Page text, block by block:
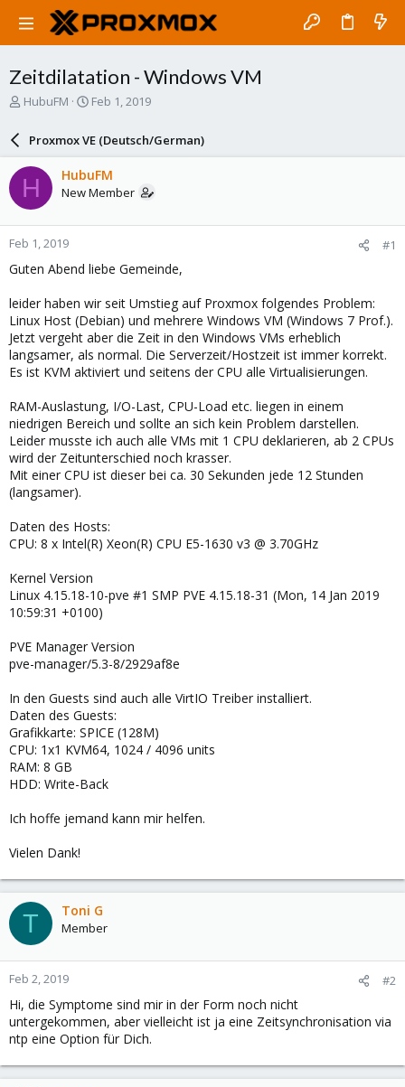
Zeitdilatation - Windows VM
T
a
d
s
t
a
r
t
e
r
HubuFM
S
a
r
d
a
e
Feb 1, 2019
Proxmox VE (Deutsch/German)
H HubuFM
New Member
Feb 1, 2019 #1
Guten Abend liebe Gemeinde,
leider haben wir seit Umstieg auf Proxmox folgendes Problem:
Linux Host (Debian) und mehrere Windows VM (Windows 7 Prof.).
Jetzt vergeht aber die Zeit in den Windows VMs erheblich
langsamer, als normal. Die Serverzeit/Hostzeit ist immer korrekt.
Es ist KVM aktiviert und seitens der CPU alle Virtualisierungen.
RAM-Auslastung, I/O-Last, CPU-Load etc. liegen in einem
niedrigen Bereich und sollte an sich kein Problem darstellen.
Leider musste ich auch alle VMs mit 1 CPU deklarieren, ab 2 CPUs
wird der Zeitunterschied noch krasser.
Mit einer CPU ist dieser bei ca. 30 Sekunden jede 12 Stunden
(langsamer).
Daten des Hosts:
CPU: 8 x Intel(R) Xeon(R) CPU E5-1630 v3 @ 3.70GHz
Kernel Version
Linux 4.15.18-10-pve #1 SMP PVE 4.15.18-31 (Mon, 14 Jan 2019
10:59:31 +0100)
PVE Manager Version
pve-manager/5.3-8/2929af8e
In den Guests sind auch alle VirtIO Treiber installiert.
Daten des Guests:
Grafikkarte: SPICE (128M)
CPU: 1x1 KVM64, 1024 / 4096 units
RAM: 8 GB
HDD: Write-Back
Ich hoffe jemand kann mir helfen.
Vielen Dank!
T Toni G
Member
Feb 2, 2019 #2
Hi, die Symptome sind mir in der Form noch nicht
untergekommen, aber vielleicht ist ja eine Zeitsynchronisation via
ntp eine Option für Dich.